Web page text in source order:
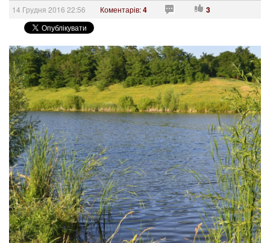
14 Грудня 2016 22:56 Коментарів:4 3